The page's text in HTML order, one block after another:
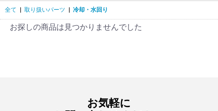
全て | 取り扱いパーツ | 冷却・水回り
お探しの商品は見つかりませんでした
お気軽に